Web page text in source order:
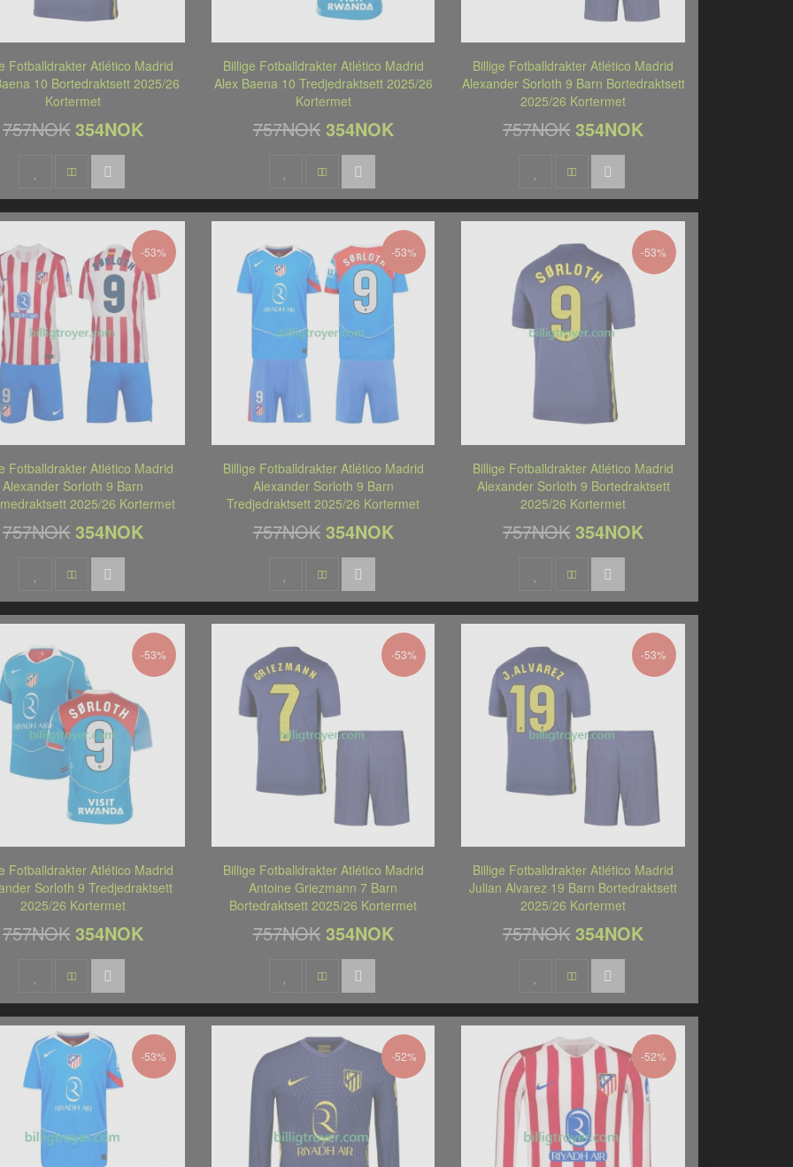
Fotballdrakter Atlético Madrid
10 Bortedraktsett 2025/26
Kortermet
757NOK 354NOK
Billige Fotballdrakter Atlético Madrid
Alex Baena 10 Tredjedraktsett 2025/26
Kortermet
757NOK 354NOK
Billige Fotballdrakter Atlético Madrid
Alexander Sorloth 9 Barn Bortedraktsett
2025/26 Kortermet
757NOK 354NOK
-53%
Fotballdrakter Atlético Madrid
Alexander Sorloth 9 Barn
2025/26 Kortermet
757NOK 354NOK
-53%
Billige Fotballdrakter Atlético Madrid
Alexander Sorloth 9 Barn
Tredjedraktsett 2025/26 Kortermet
757NOK 354NOK
-53%
Billige Fotballdrakter Atlético Madrid
Alexander Sorloth 9 Bortedraktsett
2025/26 Kortermet
757NOK 354NOK
-53%
Fotballdrakter Atlético Madrid
Sorloth 9 Tredjedraktsett
2025/26 Kortermet
757NOK 354NOK
-53%
Billige Fotballdrakter Atlético Madrid
Antoine Griezmann 7 Barn
Bortedraktsett 2025/26 Kortermet
757NOK 354NOK
-53%
Billige Fotballdrakter Atlético Madrid
Julian Alvarez 19 Barn Bortedraktsett
2025/26 Kortermet
757NOK 354NOK
-53% -52% -52%